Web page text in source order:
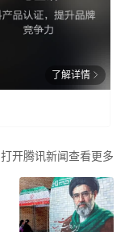
了解详情
打开腾讯新闻查看更多